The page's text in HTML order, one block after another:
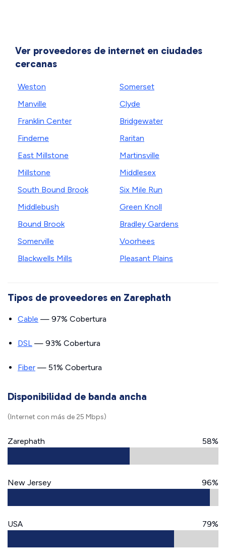
Ver proveedores de internet en ciudades
cercanas
Weston
Manville
Franklin Center
Finderne
East Millstone
Millstone
South Bound Brook
Middlebush
Bound Brook
Somerville
Blackwells Mills
Somerset
Clyde
Bridgewater
Raritan
Martinsville
Middlesex
Six Mile Run
Green Knoll
Bradley Gardens
Voorhees
Pleasant Plains
Tipos de proveedores en Zarephath
Cable — 97% Cobertura
DSL — 93% Cobertura
Fiber — 51% Cobertura
Disponibilidad de banda ancha
(Internet con más de 25 Mbps)
Zarephath 58%
New Jersey 96%
USA 79%